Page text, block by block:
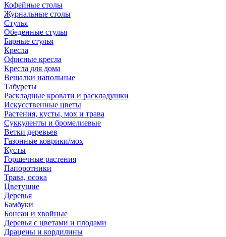
Кофейные столы
Журнальные столы
Стулья
Обеденные стулья
Барные стулья
Кресла
Офисные кресла
Кресла для дома
Вешалки напольные
Табуреты
Раскладные кровати и раскладушки
Искусственные цветы
Растения, кусты, мох и трава
Суккуленты и бромелиевые
Ветки деревьев
Газонные коврики/мох
Кусты
Горшечные растения
Папоротники
Трава, осока
Цветущие
Деревья
Бамбуки
Бонсаи и хвойные
Деревья с цветами и плодами
Драцены и кордилины